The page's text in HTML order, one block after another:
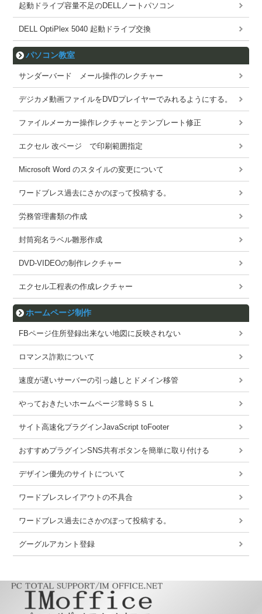
起動ドライブ容量不足のDELLノートパソコン
DELL OptiPlex 5040 起動ドライブ交換
パソコン教室
サンダーバード メール操作のレクチャー
デジカメ動画ファイルをDVDプレイヤーでみれるようにする。
ファイルメーカー操作レクチャーとテンプレート修正
エクセル 改ページ で印刷範囲指定
Microsoft Word のスタイルの変更について
ワードブレス過去にさかのぼって投稿する。
労務管理書類の作成
封筒宛名ラベル雛形作成
DVD-VIDEOの制作レクチャー
エクセル工程表の作成レクチャー
ホームページ制作
FBページ住所登録出来ない地図に反映されない
ロマンス詐欺について
速度が遅いサーバーの引っ越しとドメイン移管
やっておきたいホームページ常時ＳＳＬ
サイト高速化プラグインJavaScript toFooter
おすすめプラグインSNS共有ボタンを簡単に取り付ける
デザイン優先のサイトについて
ワードブレスレイアウトの不具合
ワードブレス過去にさかのぼって投稿する。
グーグルアカント登録